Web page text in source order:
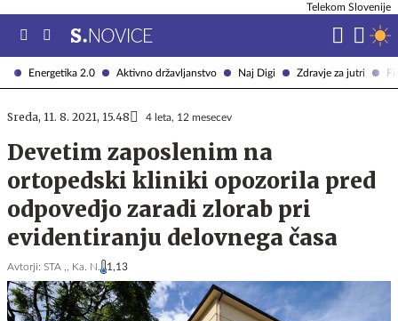
Energetika 2.0 Aktivno državljanstvo Naj Digi Zdravje za jutri
Telekom Slovenije
Sreda, 11. 8. 2021, 15.48 4 leta, 12 mesecev
Devetim zaposlenim na
ortopedski kliniki opozorila pred
odpovedjo zaradi zlorab pri
evidentiranju delovnega časa
Avtorji: STA ,, Ka. N. 1,13